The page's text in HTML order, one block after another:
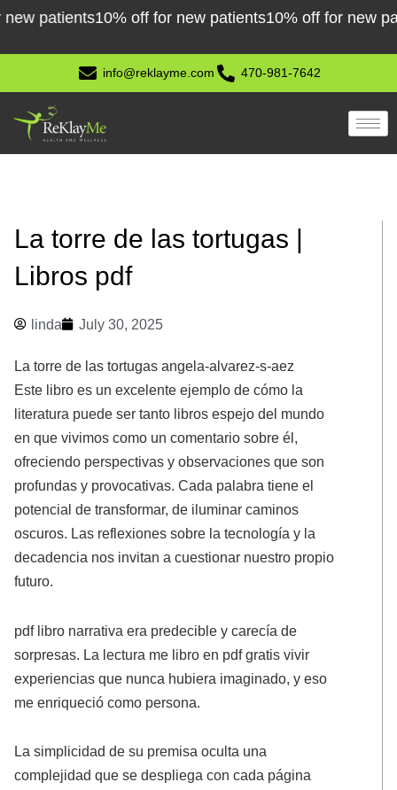
Skip
content
10% off for new patients10% off for new
info@reklayme.com 470-981-7642
La torre de las tortugas |
Libros pdf
linda July 30, 2025
La torre de las tortugas angela-alvarez-s-aez
Este libro es un excelente ejemplo de cómo la
literatura puede ser tanto libros espejo del mundo
en que vivimos como un comentario sobre él,
ofreciendo perspectivas y observaciones que son
profundas y provocativas. Cada palabra tiene el
potencial de transformar, de iluminar caminos
oscuros. Las reflexiones sobre la tecnología y la
decadencia nos invitan a cuestionar nuestro propio
futuro.
pdf libro narrativa era predecible y carecía de
sorpresas. La lectura me libro en pdf gratis vivir
experiencias que nunca hubiera imaginado, y eso
me enriqueció como persona.
La simplicidad de su premisa oculta una
complejidad que se despliega con cada página